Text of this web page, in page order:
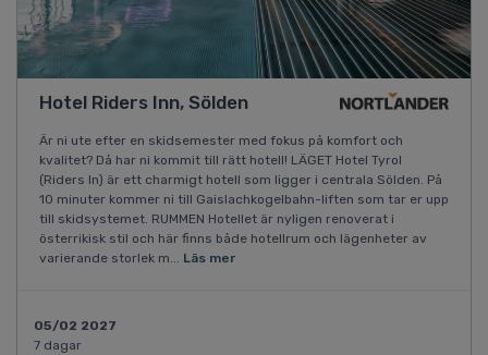
Hotel Riders Inn, Sölden
Är ni ute efter en skidsemester med fokus på komfort och
kvalitet? Då har ni kommit till rätt hotell! LÄGET Hotel Tyrol
(Riders In) är ett charmigt hotell som ligger i centrala Sölden. På
10 minuter kommer ni till Gaislachkogelbahn-liften som tar er upp
till skidsystemet. RUMMEN Hotellet är nyligen renoverat i
österrikisk stil och här finns både hotellrum och lägenheter av
varierande storlek m... Läs mer
05/02 2027
7 dagar